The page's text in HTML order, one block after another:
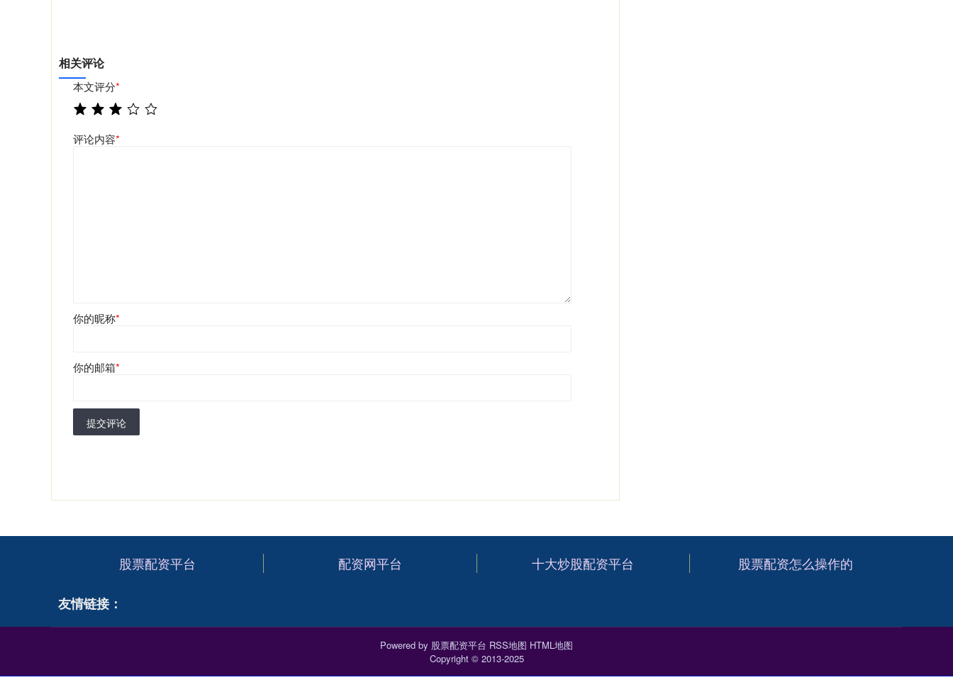
相关评论
本文评分*
评论内容*
你的昵称*
你的邮箱*
提交评论
股票配资平台 配资网平台 十大炒股配资平台 股票配资怎么操作的
友情链接：
Powered by 股票配资平台 RSS地图 HTML地图
Copyright © 2013-2025